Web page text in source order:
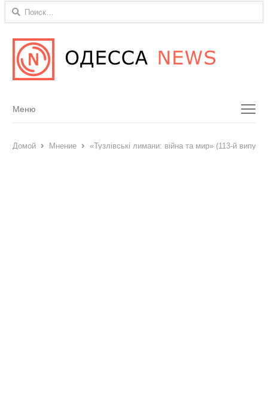
Найти:
Menu
Меню
Домой Мнение «Тузлівські лимани: війна та мир» (113-й